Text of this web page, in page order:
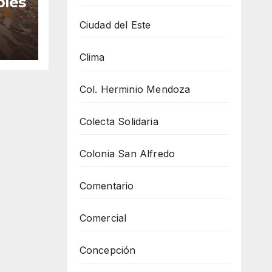
Ciudad del Este
Clima
Col. Herminio Mendoza
Colecta Solidaria
Colonia San Alfredo
Comentario
Comercial
Concepción